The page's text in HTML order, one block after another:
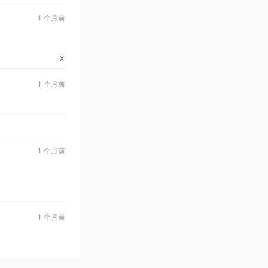
1 个月前
x
1 个月前
1 个月前
1 个月前